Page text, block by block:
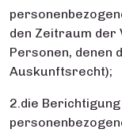
den Zeitraum der
Personen, denen
Auskunftsrecht);
2.die